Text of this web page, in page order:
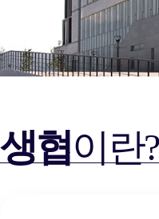
생협이란?